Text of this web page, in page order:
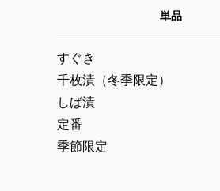
単品
すぐき
千枚漬（冬季限定）
しば漬
定番
季節限定